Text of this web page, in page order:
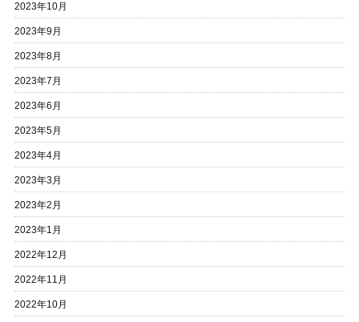
2023年10月
2023年9月
2023年8月
2023年7月
2023年6月
2023年5月
2023年4月
2023年3月
2023年2月
2023年1月
2022年12月
2022年11月
2022年10月